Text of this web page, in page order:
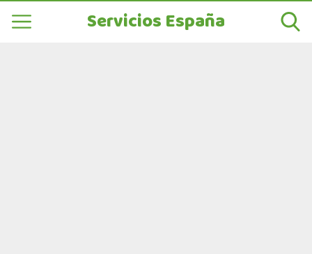
Servicios España